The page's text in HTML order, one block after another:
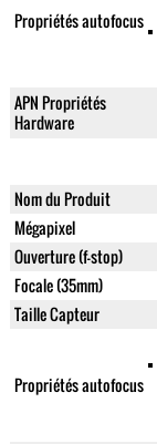
Propriétés autofocus
APN Propriétés
Hardware
Nom du Produit
Mégapixel
Ouverture (f-stop)
Focale (35mm)
Taille Capteur
Propriétés autofocus